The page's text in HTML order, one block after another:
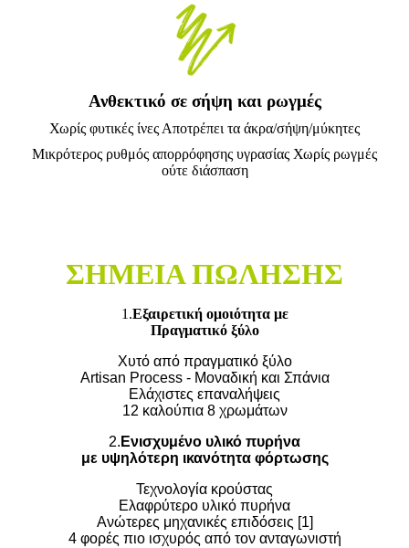
Ανθεκτικό σε σήψη και ρωγμές
Χωρίς φυτικές ίνες Αποτρέπει τα άκρα/σήψη/μύκητες
Μικρότερος ρυθμός απορρόφησης υγρασίας Χωρίς ρωγμές
ούτε διάσπαση
ΣΗΜΕΙΑ ΠΩΛΗΣΗΣ
1.Εξαιρετική ομοιότητα με
Πραγματικό ξύλο
Χυτό από πραγματικό ξύλο
Artisan Process - Μοναδική και Σπάνια
Ελάχιστες επαναλήψεις
12 καλούπια 8 χρωμάτων
2. Ενισχυμένο υλικό πυρήνα
με υψηλότερη ικανότητα φόρτωσης
Τεχνολογία κρούστας
Ελαφρύτερο υλικό πυρήνα
Ανώτερες μηχανικές επιδόσεις [1]
4 φορές πιο ισχυρός από τον ανταγωνιστή